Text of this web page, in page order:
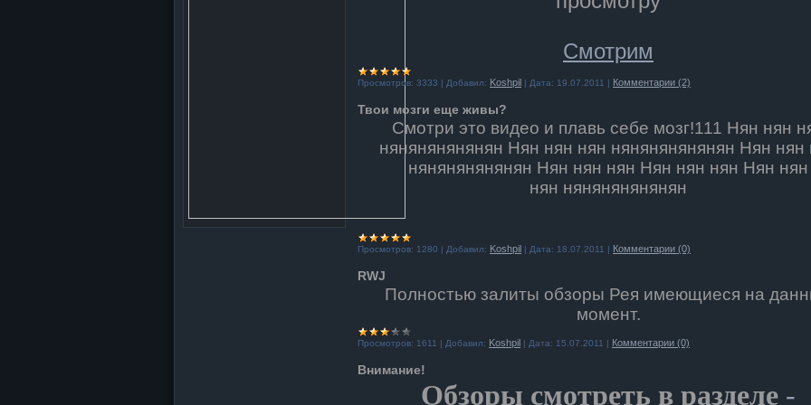
Смотрим
Просмотров: 3333 | Добавил: Koshpil | Дата: 19.07.2011 | Комментарии (2)
Твои мозги еще живы?
Смотри это видео и плавь себе мозг!111 Нян нян
нянянянянянян Нян нян нян нянянянянянян Нян нян
нянянянянянян Нян нян нян Нян нян нян Нян нян
нян нянянянянянян
Просмотров: 1280 | Добавил: Koshpil | Дата: 18.07.2011 | Комментарии (0)
RWJ
Полностью залиты обзоры Рея имеющиеся на
момент.
Просмотров: 1611 | Добавил: Koshpil | Дата: 15.07.2011 | Комментарии (0)
Внимание!
Обзоры смотреть в разделе -